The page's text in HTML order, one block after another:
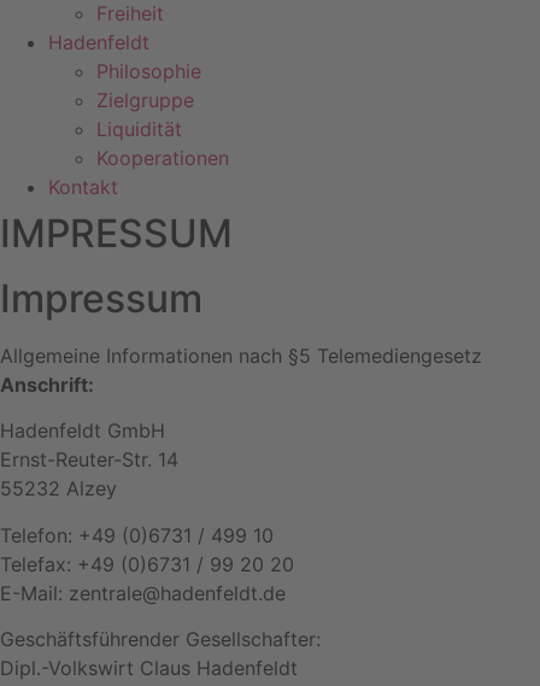
Freiheit
Hadenfeldt
Philosophie
Zielgruppe
Liquidität
Kooperationen
Kontakt
IMPRESSUM
Impressum
Allgemeine Informationen nach §5 Telemediengesetz
Anschrift:
Hadenfeldt GmbH
Ernst-Reuter-Str. 14
55232 Alzey
Telefon: +49 (0)6731 / 499 10
Telefax: +49 (0)6731 / 99 20 20
E-Mail: zentrale@hadenfeldt.de
Geschäftsführender Gesellschafter:
Dipl.-Volkswirt Claus Hadenfeldt